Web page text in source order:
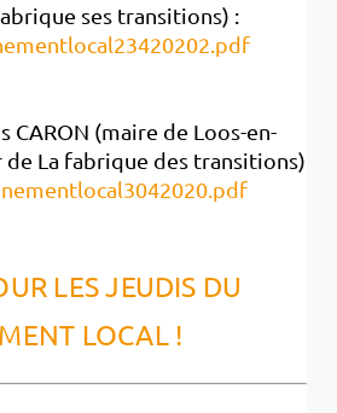
ses transitions) :
CARON (maire de Loos-en-
La fabrique des transitions)
LES JEUDIS DU
LOCAL !